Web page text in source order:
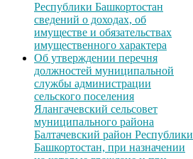
Республики Башкортостан
сведений о доходах, об
имуществе и обязательствах
имущественного характера
Об утверждении перечня
должностей муниципальной
службы администрации
сельского поселения
Ялангачевский сельсовет
муниципального района
Балтачевский район Республики
Башкортостан, при назначении